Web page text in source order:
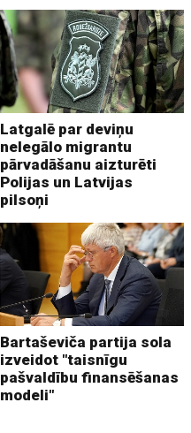
Latgalē par deviņu
nelegālo migrantu
pārvadāšanu aizturēti
Polijas un Latvijas
pilsoņi
Bartaševiča partija sola
izveidot "taisnīgu
pašvaldību finansēšanas
modeli"